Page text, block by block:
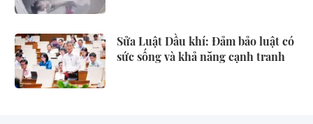
Sửa Luật Dầu khí: Đảm bảo luật có
sức sống và khả năng cạnh tranh